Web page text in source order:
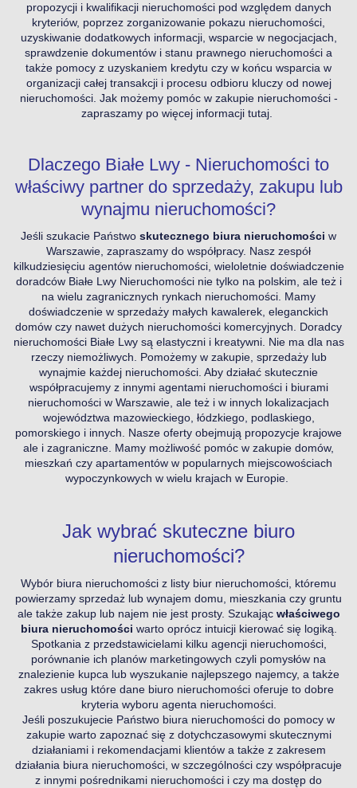
propozycji i kwalifikacji nieruchomości pod względem danych
kryteriów, poprzez zorganizowanie pokazu nieruchomości,
uzyskiwanie dodatkowych informacji, wsparcie w negocjacjach,
sprawdzenie dokumentów i stanu prawnego nieruchomości a
także pomocy z uzyskaniem kredytu czy w końcu wsparcia w
organizacji całej transakcji i procesu odbioru kluczy od nowej
nieruchomości. Jak możemy pomóc w zakupie nieruchomości -
zapraszamy po więcej informacji tutaj.
Dlaczego Białe Lwy - Nieruchomości to
właściwy partner do sprzedaży, zakupu lub
wynajmu nieruchomości?
Jeśli szukacie Państwo skutecznego biura nieruchomości w
Warszawie, zapraszamy do współpracy. Nasz zespół
kilkudziesięciu agentów nieruchomości, wieloletnie doświadczenie
doradców Białe Lwy Nieruchomości nie tylko na polskim, ale też i
na wielu zagranicznych rynkach nieruchomości. Mamy
doświadczenie w sprzedaży małych kawalerek, eleganckich
domów czy nawet dużych nieruchomości komercyjnych. Doradcy
nieruchomości Białe Lwy są elastyczni i kreatywni. Nie ma dla nas
rzeczy niemożliwych. Pomożemy w zakupie, sprzedaży lub
wynajmie każdej nieruchomości. Aby działać skutecznie
współpracujemy z innymi agentami nieruchomości i biurami
nieruchomości w Warszawie, ale też i w innych lokalizacjach
województwa mazowieckiego, łódzkiego, podlaskiego,
pomorskiego i innych. Nasze oferty obejmują propozycje krajowe
ale i zagraniczne. Mamy możliwość pomóc w zakupie domów,
mieszkań czy apartamentów w popularnych miejscowościach
wypoczynkowych w wielu krajach w Europie.
Jak wybrać skuteczne biuro
nieruchomości?
Wybór biura nieruchomości z listy biur nieruchomości, któremu
powierzamy sprzedaż lub wynajem domu, mieszkania czy gruntu
ale także zakup lub najem nie jest prosty. Szukając właściwego
biura nieruchomości warto oprócz intuicji kierować się logiką.
Spotkania z przedstawicielami kilku agencji nieruchomości,
porównanie ich planów marketingowych czyli pomysłów na
znalezienie kupca lub wyszukanie najlepszego najemcy, a także
zakres usług które dane biuro nieruchomości oferuje to dobre
kryteria wyboru agenta nieruchomości.
Jeśli poszukujecie Państwo biura nieruchomości do pomocy w
zakupie warto zapoznać się z dotychczasowymi skutecznymi
działaniami i rekomendacjami klientów a także z zakresem
działania biura nieruchomości, w szczególności czy współpracuje
z innymi pośrednikami nieruchomości i czy ma dostęp do